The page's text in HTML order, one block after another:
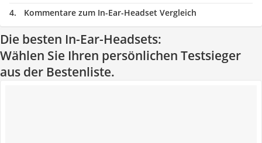
Kommentare zum In-Ear-Headset Vergleich
Die besten In-Ear-Headsets:
Wählen Sie Ihren persönlichen Testsieger
aus der Bestenliste.